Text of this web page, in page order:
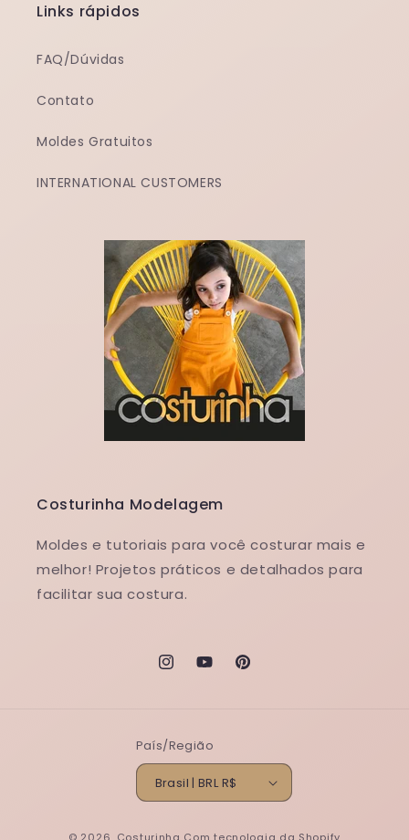
Links rápidos
FAQ/Dúvidas
Contato
Moldes Gratuitos
INTERNATIONAL CUSTOMERS
Costurinha Modelagem
Moldes e tutoriais para você costurar mais e
melhor! Projetos práticos e detalhados para
facilitar sua costura.
InstagramYouTubePinterest
País/Região
Brasil | BRL R$